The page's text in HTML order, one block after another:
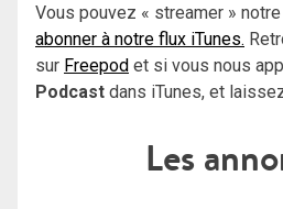
Vous pouvez « streamer »
abonner à notre flux iTunes.
sur Freepod et si vous nous
Podcast dans iTunes, et
Les